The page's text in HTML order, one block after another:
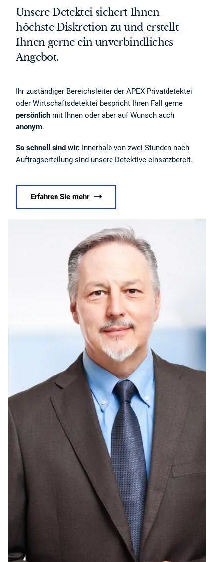
Unsere Detektei sichert Ihnen
höchste Diskretion zu und erstellt
Ihnen gerne ein unverbindliches
Angebot.
Ihr zuständiger Bereichsleiter der APEX Privatdetektei
oder Wirtschaftsdetektei bespricht Ihren Fall gerne
persönlich mit Ihnen oder aber auf Wunsch auch
anonym.
So schnell sind wir: Innerhalb von zwei Stunden nach
Auftragserteilung sind unsere Detektive einsatzbereit.
Erfahren Sie mehr